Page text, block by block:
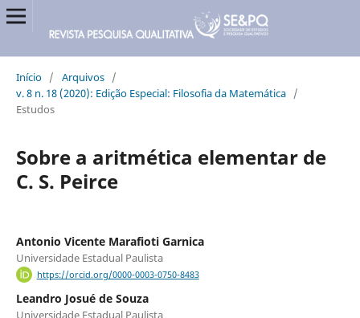
Início / Arquivos /
v. 8 n. 18 (2020): Edição Especial: Filosofia da Matemática /
Estudos
Sobre a aritmética elementar de
C. S. Peirce
Antonio Vicente Marafioti Garnica
Universidade Estadual Paulista
https://orcid.org/0000-0003-0750-8483
Leandro Josué de Souza
Universidade Estadual Paulista